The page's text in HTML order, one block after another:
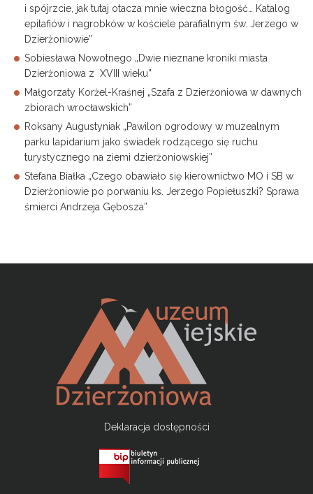
i spójrzcie, jak tutaj otacza mnie wieczna błogość… Katalog
epitafiów i nagrobków w kościele parafialnym św. Jerzego w
Dzierżoniowie”
Sobiesława Nowotnego „Dwie nieznane kroniki miasta
Dzierżoniowa z XVIII wieku”
Małgorzaty Korżel-Kraśnej „Szafa z Dzierżoniowa w dawnych
zbiorach wrocławskich”
Roksany Augustyniak „Pawilon ogrodowy w muzealnym
parku lapidarium jako świadek rodzącego się ruchu
turystycznego na ziemi dzierżoniowskiej”
Stefana Białka „Czego obawiało się kierownictwo MO i SB w
Dzierżoniowie po porwaniu ks. Jerzego Popiełuszki? Sprawa
śmierci Andrzeja Gębosza”
Deklaracja dostępności